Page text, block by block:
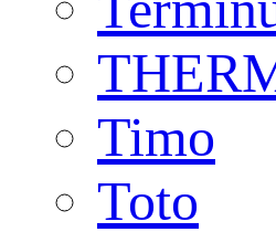
Timo
Toto